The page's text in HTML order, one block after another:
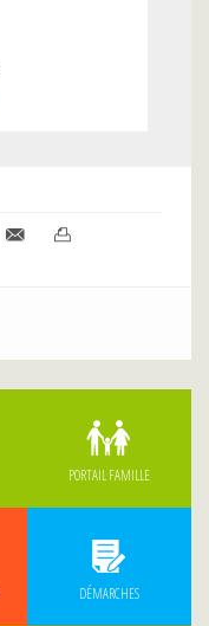
PORTAIL FAMILLE
DÉMARCHES